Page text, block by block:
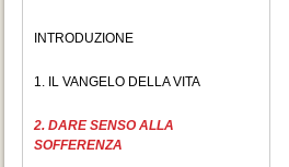
INTRODUZIONE
1. IL VANGELO DELLA VITA
2. DARE SENSO ALLA
SOFFERENZA